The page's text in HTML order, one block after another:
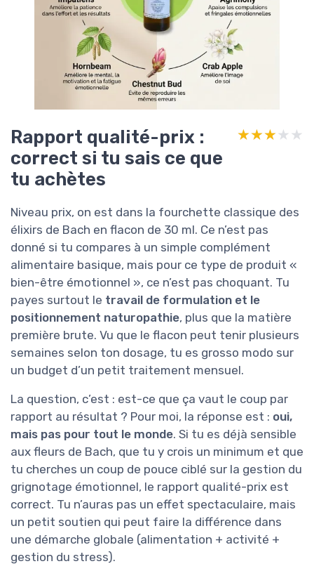
Rapport qualité-prix :
correct si tu sais ce que
tu achètes
★★★★★
★★★★★
Niveau prix, on est dans la fourchette classique des
élixirs de Bach en flacon de 30 ml. Ce n’est pas
donné si tu compares à un simple complément
alimentaire basique, mais pour ce type de produit «
bien-être émotionnel », ce n’est pas choquant. Tu
payes surtout le travail de formulation et le
positionnement naturopathie, plus que la matière
première brute. Vu que le flacon peut tenir plusieurs
semaines selon ton dosage, tu es grosso modo sur
un budget d’un petit traitement mensuel.
La question, c’est : est-ce que ça vaut le coup par
rapport au résultat ? Pour moi, la réponse est : oui,
mais pas pour tout le monde. Si tu es déjà sensible
aux fleurs de Bach, que tu y crois un minimum et que
tu cherches un coup de pouce ciblé sur la gestion du
grignotage émotionnel, le rapport qualité-prix est
correct. Tu n’auras pas un effet spectaculaire, mais
un petit soutien qui peut faire la différence dans
une démarche globale (alimentation + activité +
gestion du stress).